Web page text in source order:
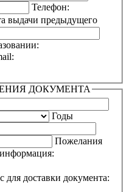
Телефон:
выдачи предыдущего
ДОКУМЕНТА
Годы
Пожелания
для доставки документа: